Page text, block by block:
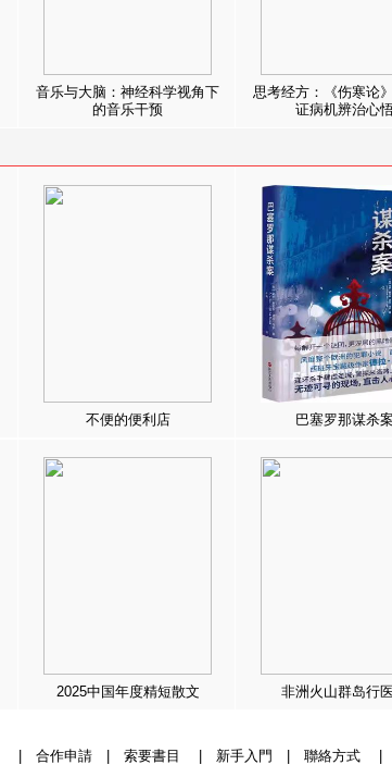
音乐与大脑：神经科学视角下
的音乐干预
思考经方：《伤寒论
证病机辨治心
不便的便利店 巴塞罗那谋杀
2025中国年度精短散文 非洲火山群岛行
合作申請| 索要書目 新手入門 聯絡方式|